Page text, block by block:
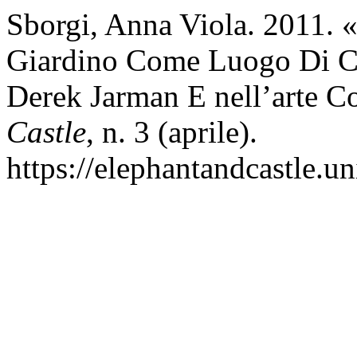
Sborgi, Anna Viola. 2011.
Giardino Come Luogo Di
Derek Jarman E nell’arte
Castle, n. 3 (aprile).
https://